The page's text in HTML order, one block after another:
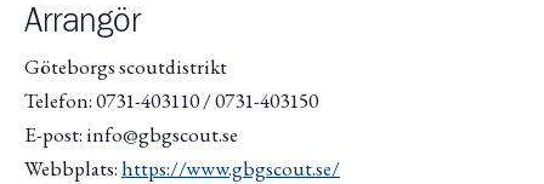
Arrangör
Göteborgs scoutdistrikt
Telefon: 0731-403110 / 0731-403150
E-post: info@gbgscout.se
Webbplats:https://www.gbgscout.se/